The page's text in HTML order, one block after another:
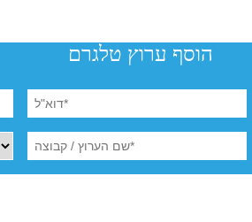
הוסף ערוץ טלגרם